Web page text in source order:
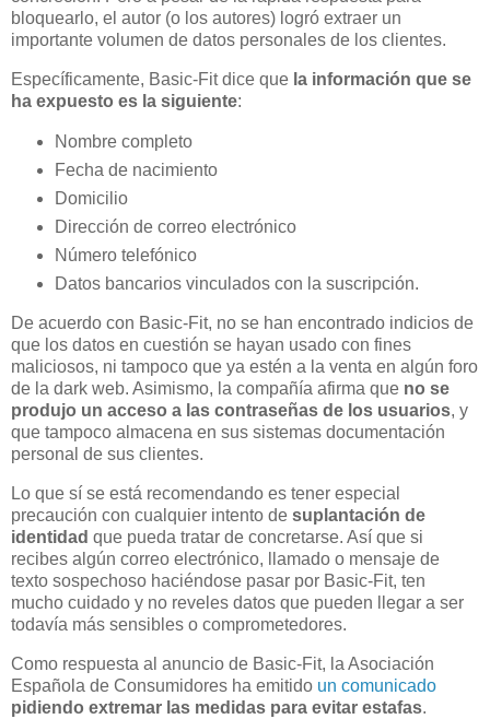
bloquearlo, el autor (o los autores) logró extraer un
importante volumen de datos personales de los clientes.
Específicamente, Basic-Fit dice que la información que se
ha expuesto es la siguiente:
Nombre completo
Fecha de nacimiento
Domicilio
Dirección de correo electrónico
Número telefónico
Datos bancarios vinculados con la suscripción.
De acuerdo con Basic-Fit, no se han encontrado indicios de
que los datos en cuestión se hayan usado con fines
maliciosos, ni tampoco que ya estén a la venta en algún foro
de la dark web. Asimismo, la compañía afirma que no se
produjo un acceso a las contraseñas de los usuarios, y
que tampoco almacena en sus sistemas documentación
personal de sus clientes.
Lo que sí se está recomendando es tener especial
precaución con cualquier intento de suplantación de
identidad que pueda tratar de concretarse. Así que si
recibes algún correo electrónico, llamado o mensaje de
texto sospechoso haciéndose pasar por Basic-Fit, ten
mucho cuidado y no reveles datos que pueden llegar a ser
todavía más sensibles o comprometedores.
Como respuesta al anuncio de Basic-Fit, la Asociación
Española de Consumidores ha emitido un comunicado
pidiendo extremar las medidas para evitar estafas.